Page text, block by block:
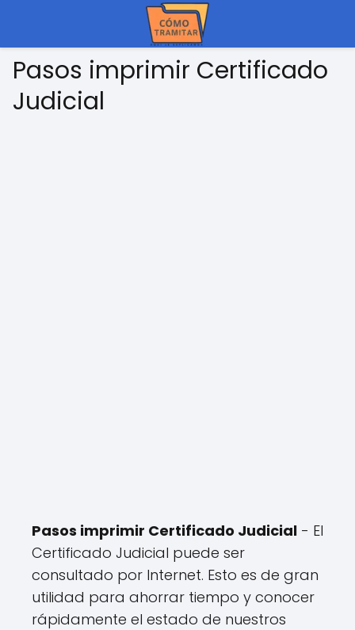
Pasos imprimir Certificado
Judicial
Pasos imprimir Certificado Judicial - El
Certificado Judicial puede ser
consultado por Internet. Esto es de gran
utilidad para ahorrar tiempo y conocer
rápidamente el estado de nuestros